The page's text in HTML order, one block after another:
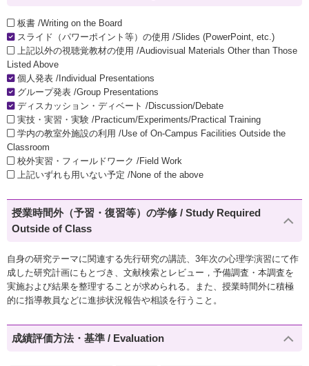
板書 /Writing on the Board
スライド（パワーポイント等）の使用 /Slides (PowerPoint, etc.)
上記以外の視聴覚教材の使用 /Audiovisual Materials Other than Those
Listed Above
個人発表 /Individual Presentations
グループ発表 /Group Presentations
ディスカッション・ディベート /Discussion/Debate
実技・実習・実験 /Practicum/Experiments/Practical Training
学内の教室外施設の利用 /Use of On-Campus Facilities Outside the
Classroom
校外実習・フィールドワーク /Field Work
上記いずれも用いない予定 /None of the above
授業時間外（予習・復習等）の学修 / Study Required
Outside of Class
自身の研究テーマに関連する先行研究の講読、3年次の心理学演習にて作
成した研究計画にもとづき、文献検索とレビュー，予備調査・本調査を
実施および結果を整理することが求められる。また、授業時間外に積極
的に指導教員などに進捗状況報告や相談を行うこと。
成績評価方法・基準 / Evaluation